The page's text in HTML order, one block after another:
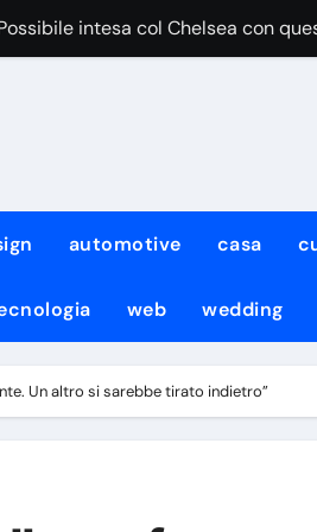
intesa col Chelsea con
pensa al cambio modulo per lui
di Meta ha attaccato i sistemi di
non sarà solo team manager, i
fermato dal diluvio, lavoro atletico
il Napoli non ci sarà il neo-
automotive casa
web wedding
Un altro si sarebbe tirato indietro”